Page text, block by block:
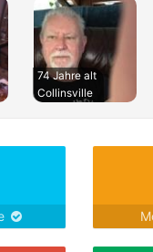
74 Jahre alt
Collinsville